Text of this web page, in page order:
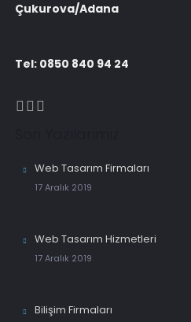
Çukurova/Adana
Tel: 0850 840 94 24
Web Tasarım Firmaları
17 Aralık 2019
Web Tasarım Hizmetleri
17 Aralık 2019
Bilişim Firmaları